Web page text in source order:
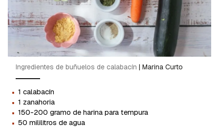
Ingredientes de buñuelos de calabacín | Marina Curto
· 1 calabacín
· 1 zanahoria
· 150-200 gramo de harina para tempura
· 50 mililitros de agua